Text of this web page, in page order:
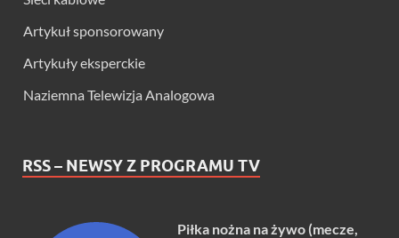
Artykuł sponsorowany
Artykuły eksperckie
Naziemna Telewizja Analogowa
RSS – NEWSY Z PROGRAMU TV
Piłka nożna na żywo (mecze,